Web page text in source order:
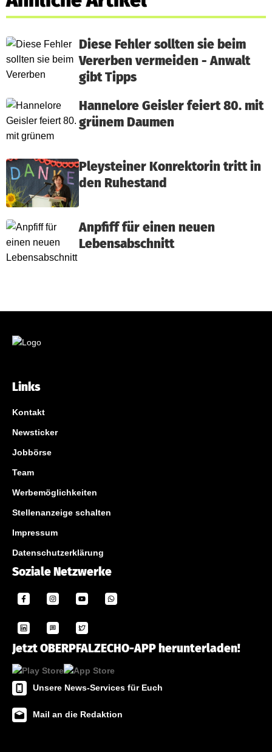
Diese Fehler sollten sie beim
Vererben vermeiden - Anwalt
gibt Tipps
Hannelore Geisler feiert 80. mit
grünem Daumen
Pleysteiner Konrektorin tritt in
den Ruhestand
Anpfiff für einen neuen
Lebensabschnitt
Links
Kontakt
Newsticker
Jobbörse
Team
Werbemöglichkeiten
Stellenanzeige schalten
Impressum
Datenschutzerklärung
Soziale Netzwerke
Jetzt OBERPFALZECHO-APP herunterladen!
Unsere News-Services für Euch
Mail an die Redaktion